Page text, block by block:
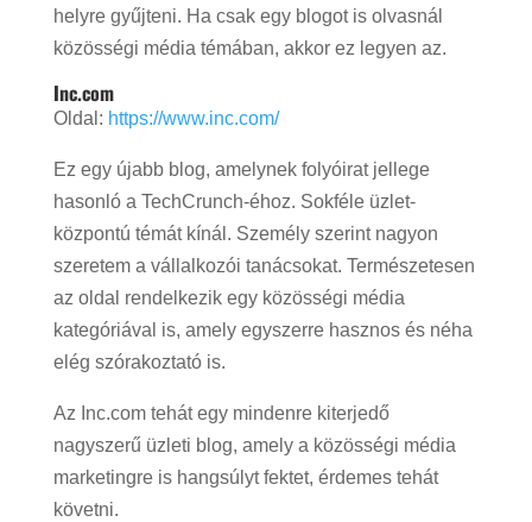
helyre gyűjteni. Ha csak egy blogot is olvasnál
közösségi média témában, akkor ez legyen az.
Inc.com
Oldal: https://www.inc.com/
Ez egy újabb blog, amelynek folyóirat jellege
hasonló a TechCrunch-éhoz. Sokféle üzlet-
központú témát kínál. Személy szerint nagyon
szeretem a vállalkozói tanácsokat. Természetesen
az oldal rendelkezik egy közösségi média
kategóriával is, amely egyszerre hasznos és néha
elég szórakoztató is.
Az Inc.com tehát egy mindenre kiterjedő
nagyszerű üzleti blog, amely a közösségi média
marketingre is hangsúlyt fektet, érdemes tehát
követni.